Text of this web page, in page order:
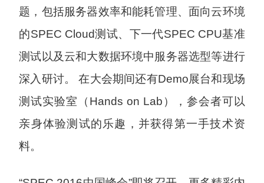
题，包括服务器效率和能耗管理、面向云环境
的SPEC Cloud测试、下一代SPEC CPU基准
测试以及云和大数据环境中服务器选型等进行
深入研讨。 在大会期间还有Demo展台和现场
测试实验室（Hands on Lab），参会者可以
亲身体验测试的乐趣，并获得第一手技术资
料。